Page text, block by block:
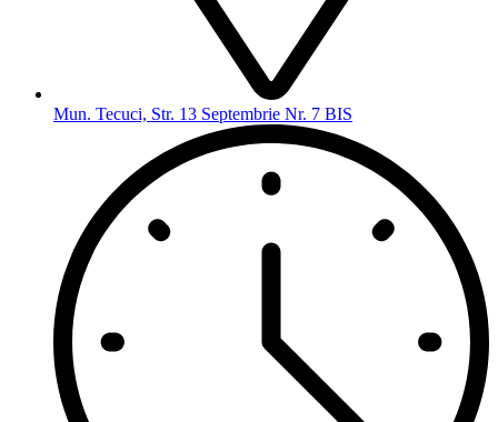
Mun. Tecuci, Str. 13 Septembrie Nr. 7 BIS